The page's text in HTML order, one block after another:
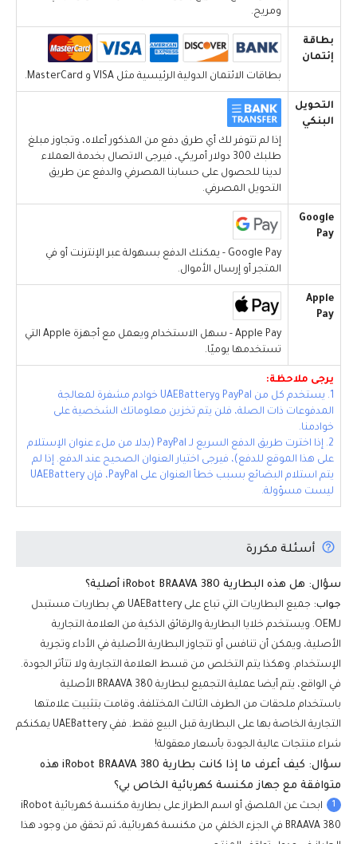
ومريح.
بطاقة
إئتمان
بطاقات الائتمان الدولية الرئيسية مثل VISA و MasterCard.
التحويل
البنكي
إذا لم تتوفر لك أي طرق دفع من المذكور أعلاه، وتجاوز مبلغ
طلبك 300 دولار أمريكي، فيرجى الاتصال بخدمة العملاء
لدينا للحصول على حسابنا المصرفي والدفع عن طريق
التحويل المصرفي.
Google
Pay
Google Pay - يمكنك الدفع بسهولة عبر الإنترنت أو في
المتجر أو إرسال الأموال.
Apple
Pay
Apple Pay - سهل الاستخدام ويعمل مع أجهزة Apple التي
تستخدمها يوميًا.
يرجى ملاحظة:
1. يستخدم كل من PayPal وUAEBattery خوادم مشفرة لمعالجة
المدفوعات ذات الصلة، فلن يتم تخزين معلوماتك الشخصية على
خوادمنا.
2. إذا اخترت طريق الدفع السريع لـ PayPal (بدلا من ملء عنوان الإستلام
على هذا الموقع للدفع)، فيرجى اختيار العنوان الصحيح عند الدفع. إذا لم
يتم استلام البضائع بسبب خطأ العنوان على PayPal، فإن UAEBattery
ليست مسؤولة.
أسئلة مكررة
سؤال: هل هذه البطارية iRobot BRAAVA 380 أصلية؟
جواب:
جميع البطاريات التي تباع على UAEBattery هي بطاريات مستبدل
لـOEM. ويستخدم خلايا البطارية والرقائق الذكية من العلامة التجارية
الأصلية، ويمكن أن تنافس أو تتجاوز البطارية الأصلية في الأداء وتجرية
الإستخدام. وهكذا يتم التخلص من قسط العلامة التجارية ولا تتأثر الجودة.
في الواقع، يتم أيضا عملية التجميع لبطارية BRAAVA 380 الأصلية
باستخدام ملحقات من الطرف الثالث المختلفة، وقامت بتثبيت علامتها
التجارية الخاصة بها على البطارية قبل البيع فقط. ففي UAEBattery يمكنكم
شراء منتجات عالية الجودة بأسعار معقولة!
سؤال: كيف أعرف ما إذا كانت بطارية iRobot BRAAVA 380 هذه
متوافقة مع جهاز مكنسة كهربائية الخاص بي؟
1
ابحث عن الملصق أو اسم الطراز على بطارية مكنسة كهربائية iRobot
BRAAVA 380 في الجزء الخلفي من مكنسة كهربائية، ثم تحقق من وجود هذا